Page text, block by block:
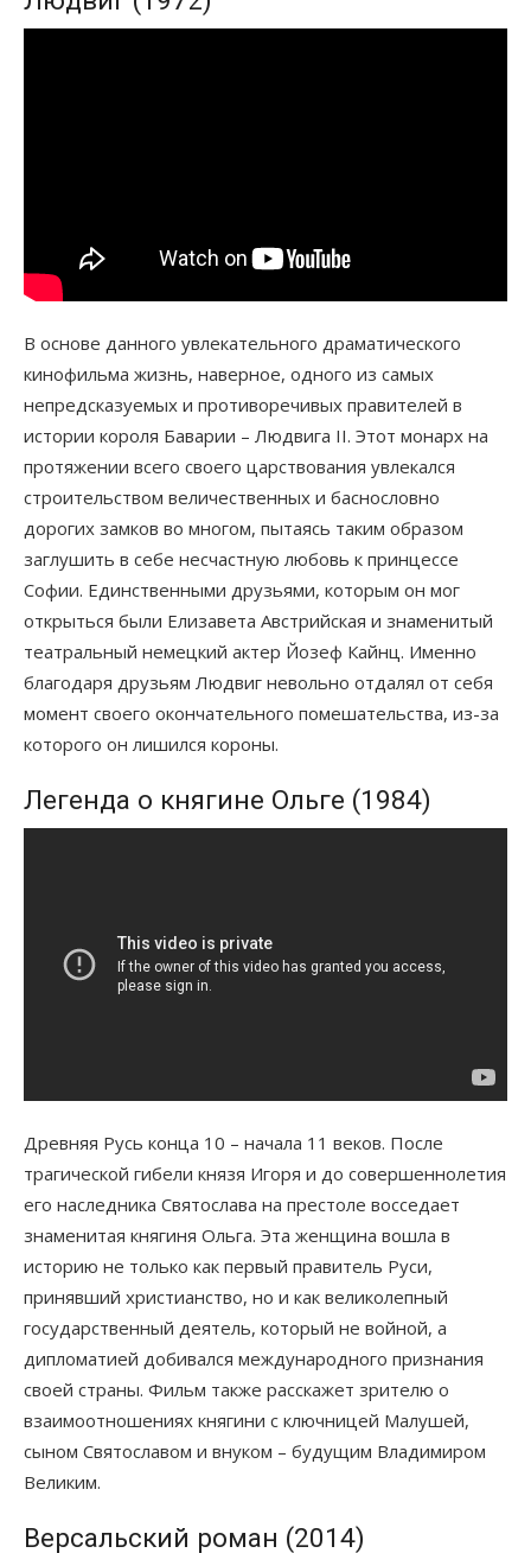
В основе данного увлекательного драматического
кинофильма жизнь, наверное, одного из самых
непредсказуемых и противоречивых правителей в
истории короля Баварии – Людвига II. Этот монарх на
протяжении всего своего царствования увлекался
строительством величественных и баснословно
дорогих замков во многом, пытаясь таким образом
заглушить в себе несчастную любовь к принцессе
Софии. Единственными друзьями, которым он мог
открыться были Елизавета Австрийская и знаменитый
театральный немецкий актер Йозеф Кайнц. Именно
благодаря друзьям Людвиг невольно отдалял от себя
момент своего окончательного помешательства, из-за
которого он лишился короны.
Легенда о княгине Ольге (1984)
Древняя Русь конца 10 – начала 11 веков. После
трагической гибели князя Игоря и до совершеннолетия
его наследника Святослава на престоле восседает
знаменитая княгиня Ольга. Эта женщина вошла в
историю не только как первый правитель Руси,
принявший христианство, но и как великолепный
государственный деятель, который не войной, а
дипломатией добивался международного признания
своей страны. Фильм также расскажет зрителю о
взаимоотношениях княгини с ключницей Малушей,
сыном Святославом и внуком – будущим Владимиром
Великим.
Версальский роман (2014)